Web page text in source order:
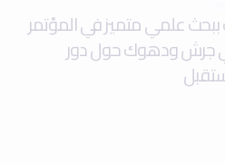
ببحث علمي متميز في المؤتمر
جرش ودهوك حول دور